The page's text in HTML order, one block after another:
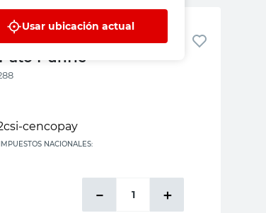
Usar ubicación actual
Inodoro Marina
Purific
NACIONALES:
＋
－